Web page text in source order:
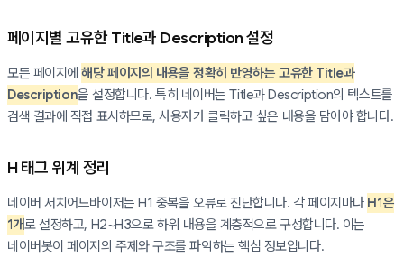
페이지별 고유한 Title과 Description 설정
모든 페이지에해당 페이지의 내용을 정확히 반영하는 고유한 Title과
Description을 설정합니다. 특히 네이버는 Title과 Description의 텍스트를
검색 결과에 직접 표시하므로, 사용자가 클릭하고 싶은 내용을 담아야 합니다.
H 태그 위계 정리
네이버 서치어드바이저는 H1 중복을 오류로 진단합니다. 각 페이지마다 H1은
1개로 설정하고, H2~H3으로 하위 내용을 계층적으로 구성합니다. 이는
네이버봇이 페이지의 주제와 구조를 파악하는 핵심 정보입니다.